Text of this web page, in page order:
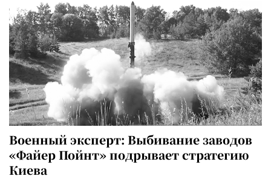
Военный эксперт: Выбивание заводов
«Файер Пойнт» подрывает стратегию
Киева